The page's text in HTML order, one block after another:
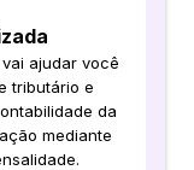
ajudar você
tributário e
da
mediante